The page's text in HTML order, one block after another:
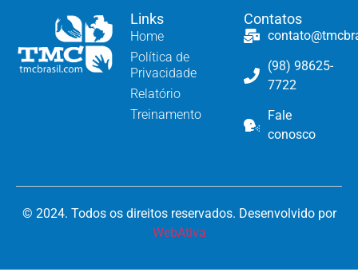
Links
Home
Política de
Privacidade
Relatório
Treinamento
Contatos
(98) 98625-
7722
Fale
conosco
© 2024. Todos os direitos reservados. Desenvolvido por
WebAtiva